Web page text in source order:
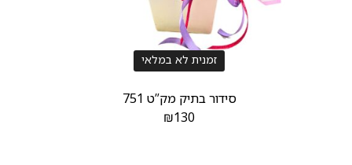
זמנית לא במלאי
סידור בתיק מק”ט 751
₪130